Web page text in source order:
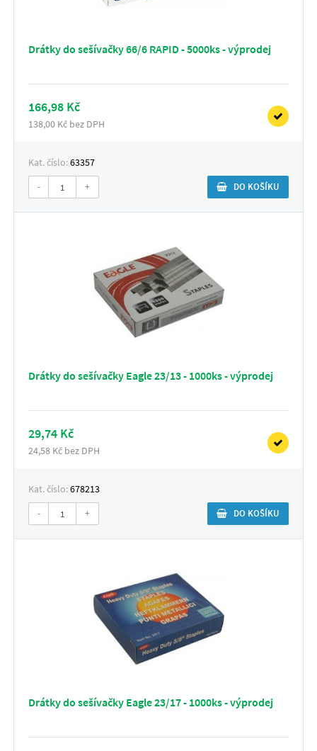
Drátky do sešívačky 66/6 RAPID - 5000ks - výprodej
166,98 Kč
138,00 Kč bez DPH
Kat. číslo:63357
- + DO KOŠÍKU
Drátky do sešívačky Eagle 23/13 - 1000ks - výprodej
29,74 Kč
24,58 Kč bez DPH
Kat. číslo:678213
- + DO KOŠÍKU
Drátky do sešívačky Eagle 23/17 - 1000ks - výprodej